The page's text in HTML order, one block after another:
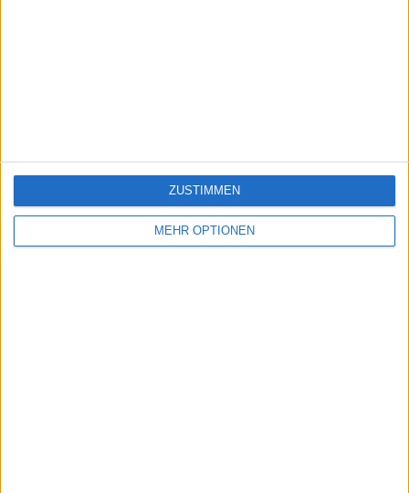
MEHR OPTIONEN
ZUSTIMMEN